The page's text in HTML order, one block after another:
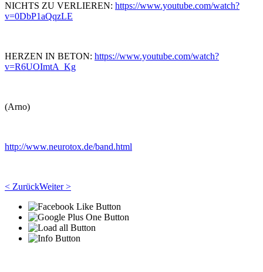
NICHTS ZU VERLIEREN: https://www.youtube.com/watch?
v=0DbP1aQqzLE
HERZEN IN BETON: https://www.youtube.com/watch?
v=R6UOImtA_Kg
(Arno)
http://www.neurotox.de/band.html
< ZurückWeiter >